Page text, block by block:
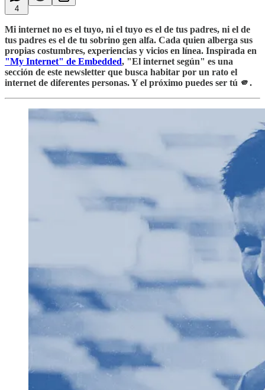
4
Mi internet no es el tuyo, ni el tuyo es el de tus padres, ni el de
tus padres es el de tu sobrino gen alfa. Cada quien alberga sus
propias costumbres, experiencias y vicios en línea. Inspirada en
"My Internet" de Embedded, "El internet según" es una
sección de este newsletter que busca habitar por un rato el
internet de diferentes personas. Y el próximo puedes ser tú 🫵.